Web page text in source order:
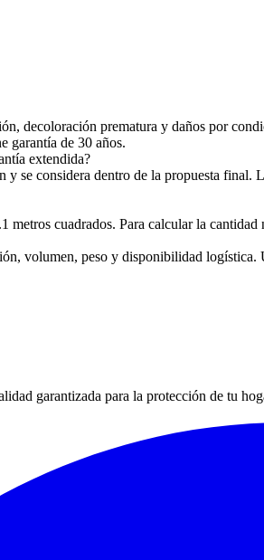
decoloración prematura y daños por
garantía de 30 años.
extendida?
se considera dentro de la propuesta
metros cuadrados. Para calcular la
volumen, peso y disponibilidad logística.
garantizada para la protección de tu